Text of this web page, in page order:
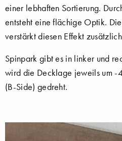
einer lebhaften Sortierung.
entsteht eine flächige Optik.
verstärkt diesen Effekt
Spinpark gibt es in linker und
wird die Decklage jeweils um
(B-Side) gedreht.